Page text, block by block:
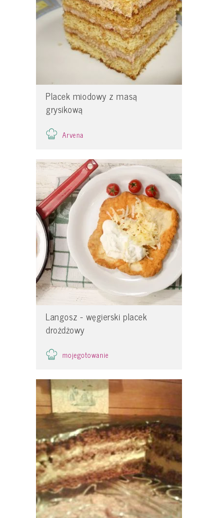
Placek miodowy z masą
grysikową
Arvena
Langosz - węgierski placek
drożdżowy
mojegotowanie